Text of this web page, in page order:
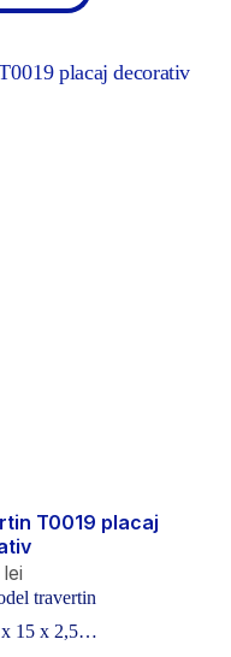
T0019 placaj
lei
travertin
x 15 x 2,5…